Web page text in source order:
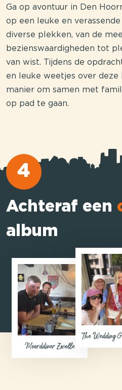
Ga op avontuur in Den
op een leuke en
diverse plekken, van de
bezienswaardigheden tot
van wist. Tijdens de
en leuke weetjes over deze
manier om samen met
op pad te gaan.
4
Achteraf een
album
Moorddiner Zwolle
The Wedding